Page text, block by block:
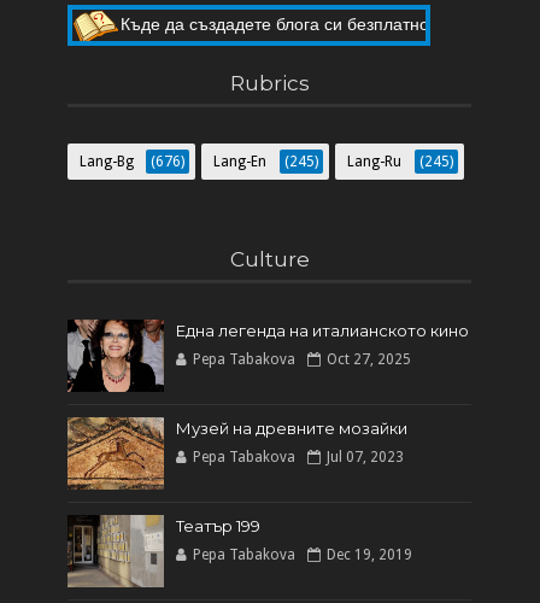
Къде да създадете блога си безплатно
Rubrics
Lang-Bg (676) Lang-En (245) Lang-Ru (245)
Culture
Една легенда на италианското кинo
Pepa Tabakova Oct 27, 2025
Музей на древните мозайки
Pepa Tabakova Jul 07, 2023
Театър 199
Pepa Tabakova Dec 19, 2019